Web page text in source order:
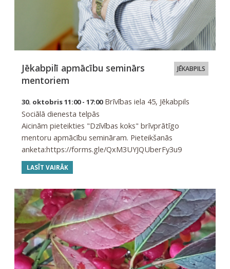
JĒKABPILS
Jēkabpilī apmācību seminārs
mentoriem
30. oktobris 11:00 - 17:00Brīvības iela 45, Jēkabpils
Sociālā dienesta telpās
Aicinām pieteikties "Dzīvības koks" brīvprātīgo
mentoru apmācību semināram. Pieteikšanās
anketa:https://forms.gle/QxM3UYJQUberFy3u9
LASĪT VAIRĀK